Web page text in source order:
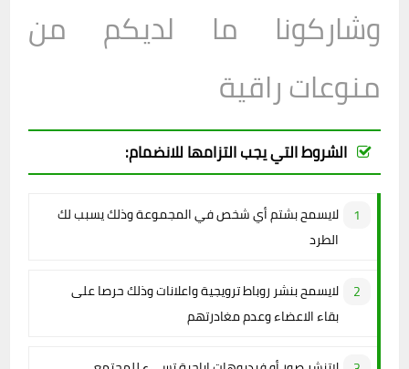
وشاركونا ما لديكم من
منوعات راقية
الشروط التي يجب التزامها للانضمام:
لايسمح بشتم أي شخص في المجموعة وذلك يسبب لك
الطرد
لايسمح بنشر روباط ترويجية واعلانات وذلك حرصا على
بقاء الاعضاء وعدم مغادرتهم